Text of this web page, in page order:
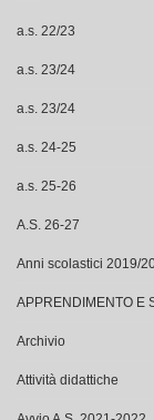
a.s. 22/23
a.s. 23/24
a.s. 23/24
a.s. 24-25
a.s. 25-26
A.S. 26-27
Anni scolastici 2019/
APPRENDIMENTO E
Archivio
Attività didattiche